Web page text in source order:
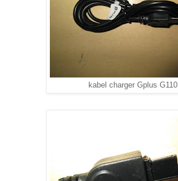
kabel charger Gplus G110